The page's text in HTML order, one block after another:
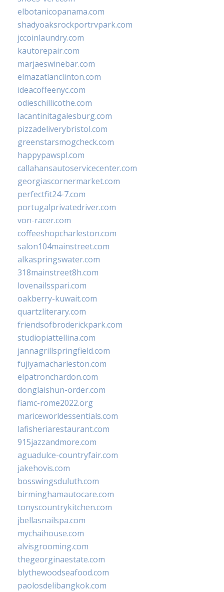
elbotanicopanama.com
shadyoaksrockportrvpark.com
jccoinlaundry.com
kautorepair.com
marjaeswinebar.com
elmazatlanclinton.com
ideacoffeenyc.com
odieschillicothe.com
lacantinitagalesburg.com
pizzadeliverybristol.com
greenstarsmogcheck.com
happypawspl.com
callahansautoservicecenter.com
georgiascornermarket.com
perfectfit24-7.com
portugalprivatedriver.com
von-racer.com
coffeeshopcharleston.com
salon104mainstreet.com
alkaspringswater.com
318mainstreet8h.com
lovenailsspari.com
oakberry-kuwait.com
quartzliterary.com
friendsofbroderickpark.com
studiopiattellina.com
jannagrillspringfield.com
fujiyamacharleston.com
elpatronchardon.com
donglaishun-order.com
fiamc-rome2022.org
mariceworldessentials.com
lafisheriarestaurant.com
915jazzandmore.com
aguadulce-countryfair.com
jakehovis.com
bosswingsduluth.com
birminghamautocare.com
tonyscountrykitchen.com
jbellasnailspa.com
mychaihouse.com
alvisgrooming.com
thegeorginaestate.com
blythewoodseafood.com
paolosdelibangkok.com